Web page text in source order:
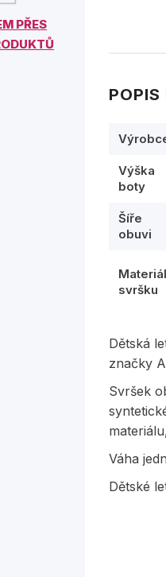
PŘES
POPIS
Výška
boty
Šíře
obuvi
Materiál
svršku
Dětská
značky
Svršek
Váha
Dětské